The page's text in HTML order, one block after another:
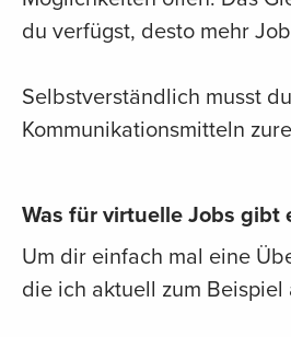
du verfügst, desto mehr
Selbstverständlich musst
Kommunikationsmitteln
Was für virtuelle Jobs gibt
Um dir einfach mal eine
die ich aktuell zum